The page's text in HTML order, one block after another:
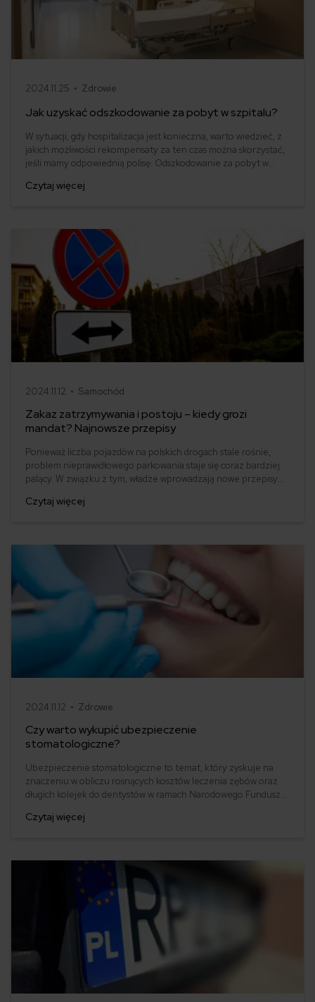
2024.11.25 • Zdrowie
Jak uzyskać odszkodowanie za pobyt w szpitalu?
W sytuacji, gdy hospitalizacja jest konieczna, warto wiedzieć, z
jakich możliwości rekompensaty za ten czas można skorzystać,
jeśli mamy odpowiednią polisę. Odszkodowanie za pobyt w
utratą dochodów i kosztami leczenia. W tym artykule omówimy,
Czytaj więcej
2024.11.12 • Samochód
Zakaz zatrzymywania i postoju – kiedy grozi
mandat? Najnowsze przepisy
Ponieważ liczba pojazdów na polskich drogach stale rośnie,
problem nieprawidłowego parkowania staje się coraz bardziej
palący. W związku z tym, władze wprowadzają nowe przepisy
postoju. W artykule tym omówimy, co oznacza zakaz
Czytaj więcej
2024.11.12 • Zdrowie
Czy warto wykupić ubezpieczenie
stomatologiczne?
Ubezpieczenie stomatologiczne to temat, który zyskuje na
znaczeniu w obliczu rosnących kosztów leczenia zębów oraz
długich kolejek do dentystów w ramach Narodowego Funduszu
wykupieniem prywatnej polisy stomatologicznej. W artykule
potencjalne ograniczenia.
Czytaj więcej